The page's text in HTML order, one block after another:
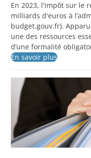
En 2023, l'impôt sur le
milliards d'euros à
budget.gouv.fr).
une des ressources
d’une formalité
En savoir plus